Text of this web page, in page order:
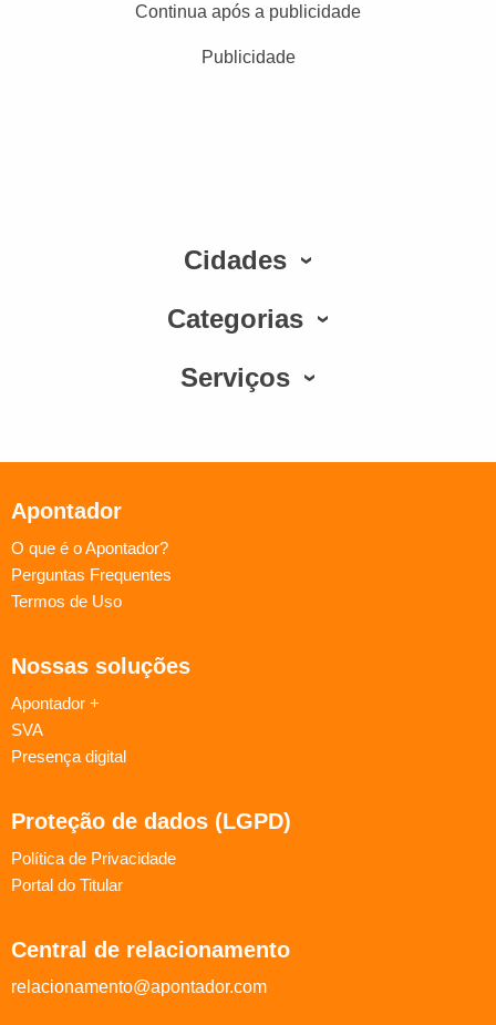
Continua após a publicidade
Publicidade
Cidades
Categorias
Serviços
Apontador
O que é o Apontador?
Perguntas Frequentes
Termos de Uso
Nossas soluções
Apontador +
SVA
Presença digital
Proteção de dados (LGPD)
Política de Privacidade
Portal do Titular
Central de relacionamento
relacionamento@apontador.com